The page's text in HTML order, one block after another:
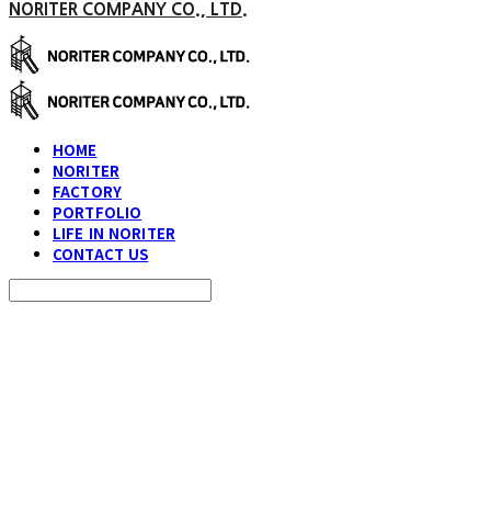
NORITER COMPANY CO., LTD.
HOME
NORITER
FACTORY
PORTFOLIO
LIFE IN NORITER
CONTACT US